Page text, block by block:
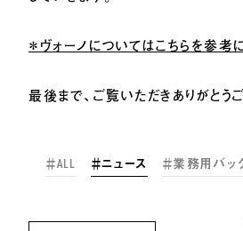
＊ヴォーノについてはこちらを参考に
最後まで、ご覧いただきありがとう
＃ALL ＃ニュース ＃業務用バッ